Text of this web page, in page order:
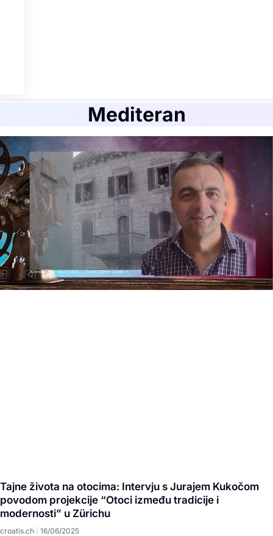
Mediteran
Tajne života na otocima: Intervju s Jurajem Kukočom
povodom projekcije “Otoci između tradicije i
modernosti” u Zürichu
croatis.ch 16/06/2025